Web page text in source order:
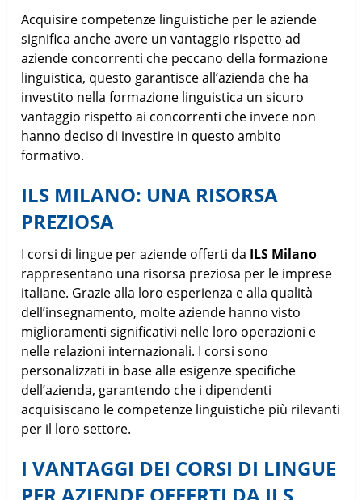
Acquisire competenze linguistiche per le aziende
significa anche avere un vantaggio rispetto ad
aziende concorrenti che peccano della formazione
linguistica, questo garantisce all’azienda che ha
investito nella formazione linguistica un sicuro
vantaggio rispetto ai concorrenti che invece non
hanno deciso di investire in questo ambito
formativo.
ILS MILANO: UNA RISORSA
PREZIOSA
I corsi di lingue per aziende offerti da ILS Milano
rappresentano una risorsa preziosa per le imprese
italiane. Grazie alla loro esperienza e alla qualità
dell’insegnamento, molte aziende hanno visto
miglioramenti significativi nelle loro operazioni e
nelle relazioni internazionali. I corsi sono
personalizzati in base alle esigenze specifiche
dell’azienda, garantendo che i dipendenti
acquisiscano le competenze linguistiche più rilevanti
per il loro settore.
I VANTAGGI DEI CORSI DI LINGUE
PER AZIENDE OFFERTI DA ILS